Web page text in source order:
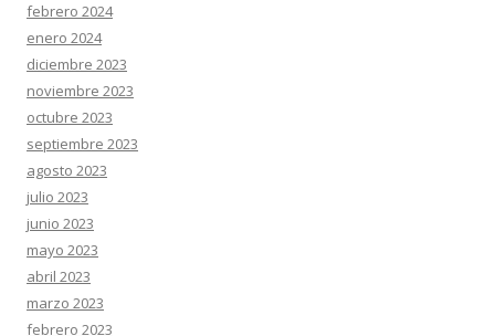
febrero 2024
enero 2024
diciembre 2023
noviembre 2023
octubre 2023
septiembre 2023
agosto 2023
julio 2023
junio 2023
mayo 2023
abril 2023
marzo 2023
febrero 2023